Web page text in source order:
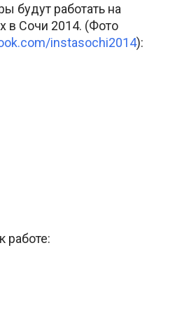
будут работать на
в Сочи 2014. (Фото
instasochi2014):
работе: